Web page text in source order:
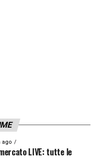
ago
LIVE: tutte le